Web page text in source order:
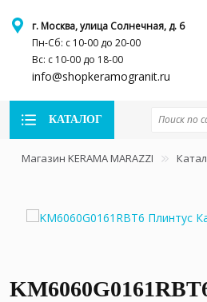
г. Москва, улица Солнечная, д. 6
Пн-Сб: с 10-00 до 20-00
Вс: с 10-00 до 18-00
info@shopkeramogranit.ru
КАТАЛОГ
Магазин KERAMA MARAZZI